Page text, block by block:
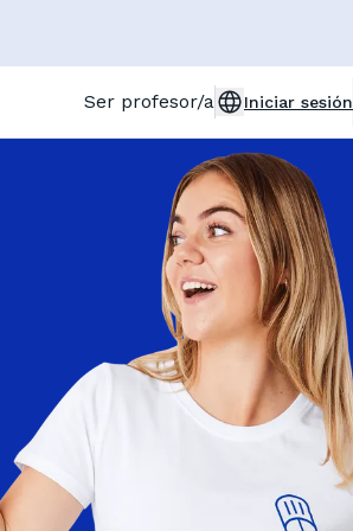
Ser profesor/a
(Español)
(Türkçe)
(Polski)
Iniciar sesión